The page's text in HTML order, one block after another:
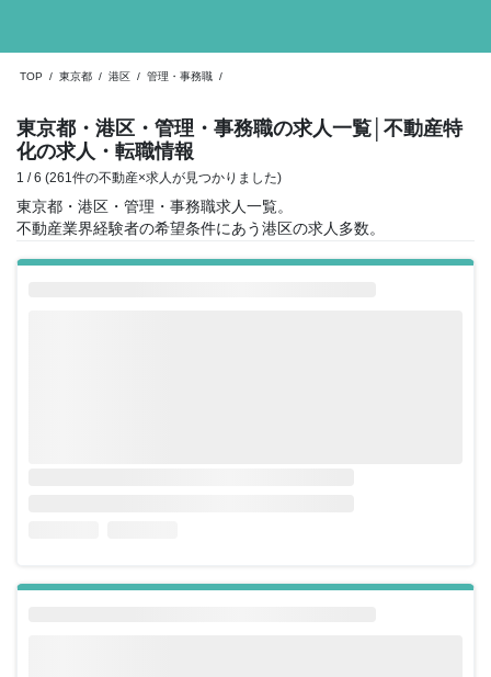
TOP / 東京都 / 港区 / 管理・事務職 /
東京都・港区・管理・事務職の求人一覧 │不動産特
化の求人・転職情報
1 / 6 (261件の不動産×求人が見つかりました)
東京都・港区・管理・事務職求人一覧。
不動産業界経験者の希望条件にあう港区の求人多数。